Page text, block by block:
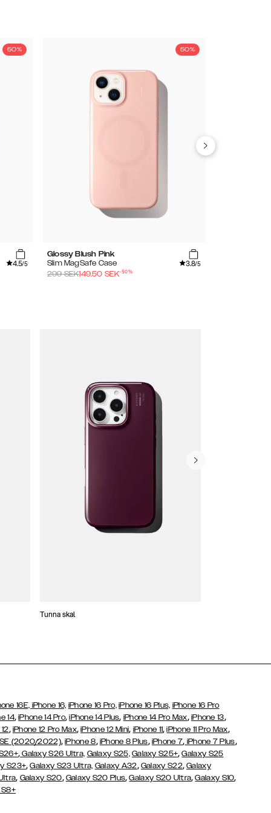
50%
4.5/5
50%
Glossy Blush Pink
Slim MagSafe Case
3.8/5
299SEK149.50 SEK-50%
Tunna skal
16E, iPhone 16, iPhone 16 Pro, iPhone 16 Plus, iPhone 16 Pro
14,iPhone 14 Pro,iPhone 14 Plus, iPhone 14 Pro Max, iPhone 13,
, iPhone 12 Pro Max,iPhone 12 Mini, iPhone 11,iPhone 11 Pro Max,
SE (2020/2022),iPhone 8, iPhone 8 Plus, iPhone 7, iPhone 7 Plus,
,Galaxy S26 Ultra, Galaxy S25, Galaxy S25+,Galaxy S25
S23+,Galaxy S23 Ultra, Galaxy A32, Galaxy S22,Galaxy
, Galaxy S20, Galaxy S20 Plus,Galaxy S20 Ultra,Galaxy S10,